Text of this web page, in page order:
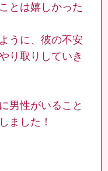
とは嬉しかった
うに、彼の不安
り取りしていき
男性がいること
ました！